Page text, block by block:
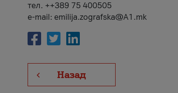
тел. ++389 75 400505
e-mail: emilija.zografska@A1.mk
Назад